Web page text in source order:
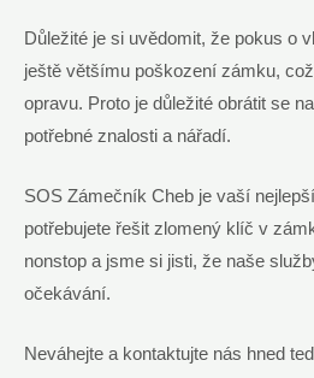
Důležité je si uvědomit, že‌ pokus o
ještě ​většímu poškození zámku,
opravu. Proto ⁤je důležité obrátit se
potřebné znalosti a nářadí.
SOS Zámečník Cheb je vaší
potřebujete řešit ⁢zlomený klíč v
nonstop a jsme si jisti, že‍ naše
očekávání.
Neváhejte‌ a kontaktujte nás ​hned